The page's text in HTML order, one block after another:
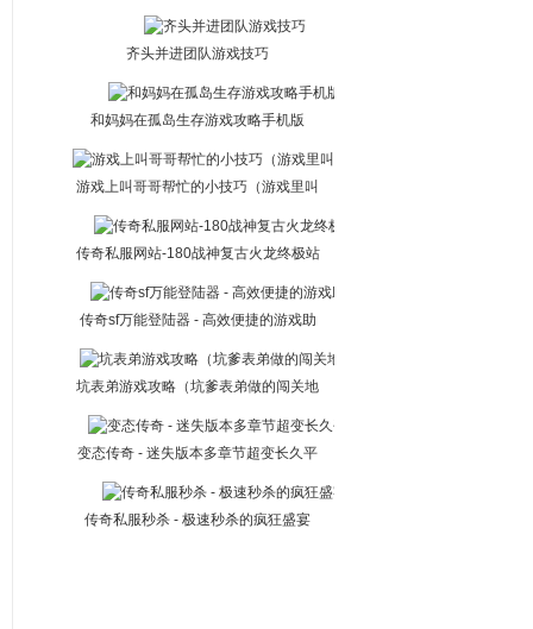
齐头并进团队游戏技巧
和妈妈在孤岛生存游戏攻略手机版
游戏上叫哥哥帮忙的小技巧（游戏里叫
传奇私服网站-180战神复古火龙终极站
传奇sf万能登陆器 - 高效便捷的游戏助
坑表弟游戏攻略（坑爹表弟做的闯关地
变态传奇 - 迷失版本多章节超变长久平
传奇私服秒杀 - 极速秒杀的疯狂盛宴